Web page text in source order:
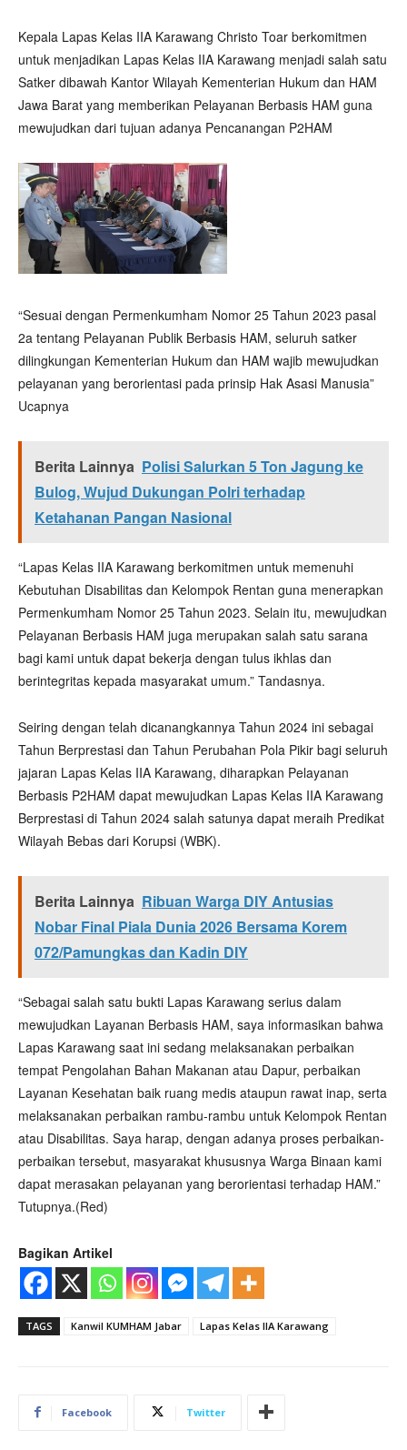
Kepala Lapas Kelas IIA Karawang Christo Toar berkomitmen
untuk menjadikan Lapas Kelas IIA Karawang menjadi salah satu
Satker dibawah Kantor Wilayah Kementerian Hukum dan HAM
Jawa Barat yang memberikan Pelayanan Berbasis HAM guna
mewujudkan dari tujuan adanya Pencanangan P2HAM
“Sesuai dengan Permenkumham Nomor 25 Tahun 2023 pasal
2a tentang Pelayanan Publik Berbasis HAM, seluruh satker
dilingkungan Kementerian Hukum dan HAM wajib mewujudkan
pelayanan yang berorientasi pada prinsip Hak Asasi Manusia”
Ucapnya
Berita Lainnya Polisi Salurkan 5 Ton Jagung ke
Bulog, Wujud Dukungan Polri terhadap
Ketahanan Pangan Nasional
“Lapas Kelas IIA Karawang berkomitmen untuk memenuhi
Kebutuhan Disabilitas dan Kelompok Rentan guna menerapkan
Permenkumham Nomor 25 Tahun 2023. Selain itu, mewujudkan
Pelayanan Berbasis HAM juga merupakan salah satu sarana
bagi kami untuk dapat bekerja dengan tulus ikhlas dan
berintegritas kepada masyarakat umum.” Tandasnya.
Seiring dengan telah dicanangkannya Tahun 2024 ini sebagai
Tahun Berprestasi dan Tahun Perubahan Pola Pikir bagi seluruh
jajaran Lapas Kelas IIA Karawang, diharapkan Pelayanan
Berbasis P2HAM dapat mewujudkan Lapas Kelas IIA Karawang
Berprestasi di Tahun 2024 salah satunya dapat meraih Predikat
Wilayah Bebas dari Korupsi (WBK).
Berita Lainnya Ribuan Warga DIY Antusias
Nobar Final Piala Dunia 2026 Bersama Korem
072/Pamungkas dan Kadin DIY
“Sebagai salah satu bukti Lapas Karawang serius dalam
mewujudkan Layanan Berbasis HAM, saya informasikan bahwa
Lapas Karawang saat ini sedang melaksanakan perbaikan
tempat Pengolahan Bahan Makanan atau Dapur, perbaikan
Layanan Kesehatan baik ruang medis ataupun rawat inap, serta
melaksanakan perbaikan rambu-rambu untuk Kelompok Rentan
atau Disabilitas. Saya harap, dengan adanya proses perbaikan-
perbaikan tersebut, masyarakat khususnya Warga Binaan kami
dapat merasakan pelayanan yang berorientasi terhadap HAM.”
Tutupnya.(Red)
Bagikan Artikel
TAGS Kanwil KUMHAM Jabar Lapas Kelas IIA Karawang
Facebook Twitter